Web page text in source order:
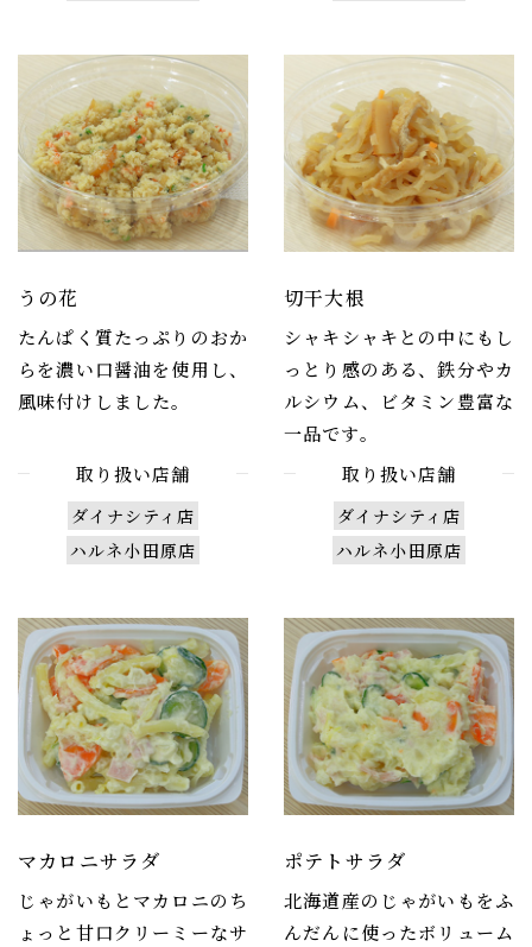
うの花
たんぱく質たっぷりのおか
らを濃い口醤油を使用し、
風味付けしました。
取り扱い店舗
ダイナシティ店
ハルネ小田原店
切干大根
シャキシャキとの中にもし
っとり感のある、鉄分やカ
ルシウム、ビタミン豊富な
一品です。
取り扱い店舗
ダイナシティ店
ハルネ小田原店
マカロニサラダ
じゃがいもとマカロニのち
ょっと甘口クリーミーなサ
ポテトサラダ
北海道産のじゃがいもをふ
んだんに使ったボリューム